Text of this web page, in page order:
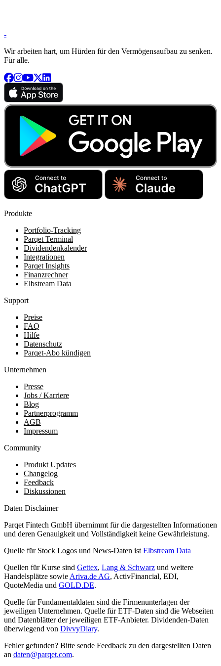
-
Wir arbeiten hart, um Hürden für den Vermögensaufbau zu senken.
Für alle.
Produkte
Portfolio-Tracking
Parqet Terminal
Dividendenkalender
Integrationen
Parqet Insights
Finanzrechner
Elbstream Data
Support
Preise
FAQ
Hilfe
Datenschutz
Parqet-Abo kündigen
Unternehmen
Presse
Jobs / Karriere
Blog
Partnerprogramm
AGB
Impressum
Community
Produkt Updates
Changelog
Feedback
Diskussionen
Daten Disclaimer
Parqet Fintech GmbH übernimmt für die dargestellten Informationen
und deren Genauigkeit und Vollständigkeit keine Gewährleistung.
Quelle für Stock Logos und News-Daten ist Elbstream Data
Quellen für Kurse sind Gettex, Lang & Schwarz und weitere
Handelsplätze sowie Ariva.de AG, ActivFinancial, EDI,
QuoteMedia und GOLD.DE.
Quelle für Fundamentaldaten sind die Firmenunterlagen der
jeweiligen Unternehmen. Quelle für ETF-Daten sind die Webseiten
und Datenblätter der jeweiligen ETF-Anbieter. Dividenden-Daten
überwiegend von DivvyDiary.
Fehler gefunden? Bitte sende Feedback zu den dargestellten Daten
an daten@parqet.com.